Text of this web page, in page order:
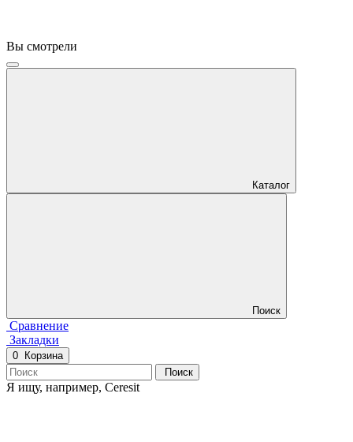
Вы смотрели
Каталог
Поиск
Сравнение
Закладки
0
Корзина
Поиск
Я ищу, например, Ceresit